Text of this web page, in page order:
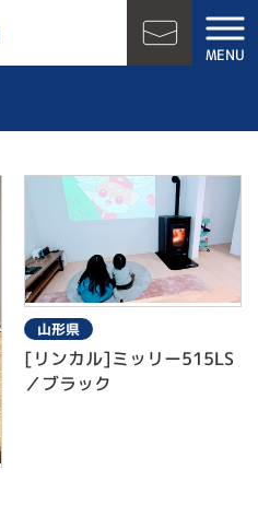
MENU
山形県
[リンカル]ミッリー515LS
／ブラック